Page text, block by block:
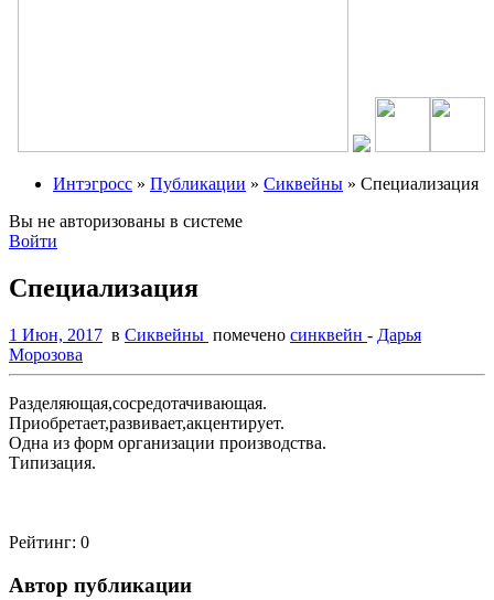
Интэгросс » Публикации » Сиквейны » Специализация
Вы не авторизованы в системе
Войти
Специализация
1 Июн, 2017 в Сиквейны помечено синквейн - Дарья
Морозова
Разделяющая,сосредотачивающая.
Приобретает,развивает,акцентирует.
Одна из форм организации производства.
Типизация.
Рейтинг: 0
Автор публикации